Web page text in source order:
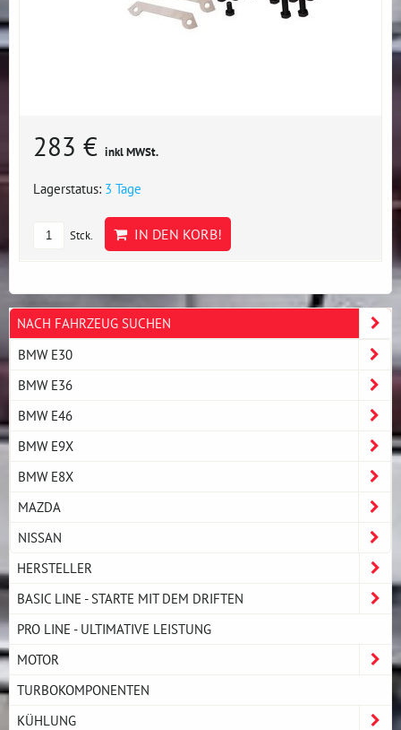
283 € inkl MWSt.
Lagerstatus: 3 Tage
Stck. IN DEN KORB!
NACH FAHRZEUG SUCHEN
BMW E30
BMW E36
BMW E46
BMW E9X
BMW E8X
MAZDA
NISSAN
HERSTELLER
BASIC LINE - STARTE MIT DEM DRIFTEN
PRO LINE - ULTIMATIVE LEISTUNG
MOTOR
TURBOKOMPONENTEN
KÜHLUNG